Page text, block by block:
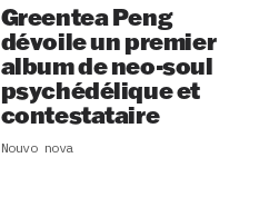
Greentea Peng
dévoile un premier
album de neo-soul
psychédélique et
contestataire
Nouvo nova